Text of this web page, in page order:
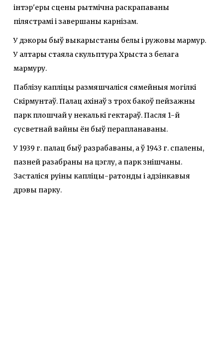
інтэр'еры сцены рытмічна раскрапаваны
пілястрамі i завершаны карнізам.
У дэкоры быў выкарыстаны белы i ружовы мармур.
У алтары стаяла скульптура Хрыста з белага
мармуру.
Паблізу капліцы размяшчаліся сямейныя могілкі
Скірмунтаў. Палац axiнаў з трох бакоў пейзажны
парк плошчай у некалькі гектараў. Пасля 1-й
сусветнай вайны ён быў перапланаваны.
У 1939 г. палац быў разрабаваны, а ў 1943 г. спалены,
пазней разабраны на цэглу, а парк знішчаны.
Засталіся руіны капліцы-ратонды i адзінкавыя
дрэвы парку.